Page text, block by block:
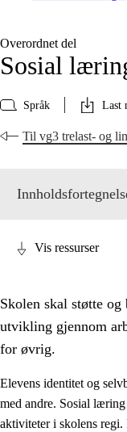
Overordnet del
Sosial
Språk Last
Til vg3 trelast- og
Vis ressurser
Skolen skal støtte
utvikling gjennom
for øvrig.
Elevens identitet og
med andre. Sosial
aktiviteter i skolens